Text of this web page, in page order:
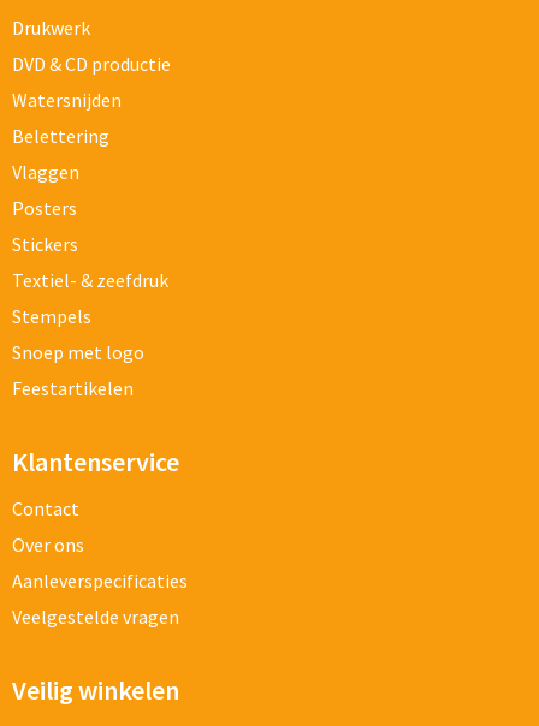
Drukwerk
DVD & CD productie
Watersnijden
Belettering
Vlaggen
Posters
Stickers
Textiel- & zeefdruk
Stempels
Snoep met logo
Feestartikelen
Klantenservice
Contact
Over ons
Aanleverspecificaties
Veelgestelde vragen
Veilig winkelen